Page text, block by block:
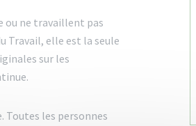
ou ne travaillent pas
Travail, elle est la seule
sur les
Toutes les personnes